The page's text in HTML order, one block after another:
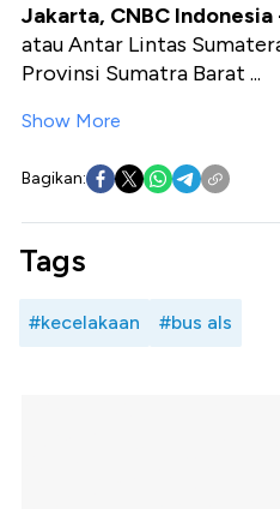
Jakarta, CNBC Indonesia
atau Antar Lintas
Provinsi Sumatra Barat ...
Show More
Bagikan:
Tags
#kecelakaan #bus als